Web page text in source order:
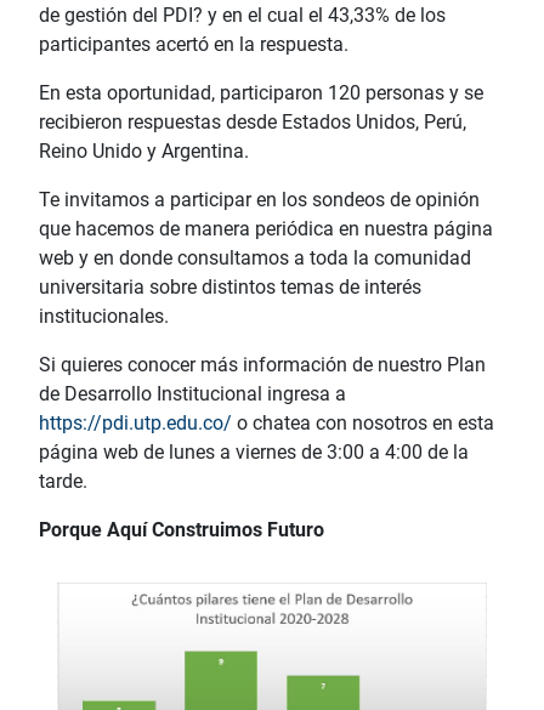
de gestión del PDI? y en el cual el 43,33% de los
participantes acertó en la respuesta.
En esta oportunidad, participaron 120 personas y se
recibieron respuestas desde Estados Unidos, Perú,
Reino Unido y Argentina.
Te invitamos a participar en los sondeos de opinión
que hacemos de manera periódica en nuestra página
web y en donde consultamos a toda la comunidad
universitaria sobre distintos temas de interés
institucionales.
Si quieres conocer más información de nuestro Plan
de Desarrollo Institucional ingresa a
https://pdi.utp.edu.co/ o chatea con nosotros en esta
página web de lunes a viernes de 3:00 a 4:00 de la
tarde.
Porque Aquí Construimos Futuro